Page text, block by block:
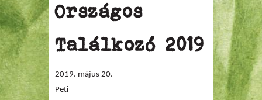
Országos
Találkozó 2019
2019. május 20.
Peti